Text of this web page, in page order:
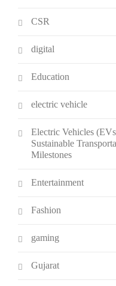
CSR
digital
Education
electric vehicle
Electric Vehicles
Sustainable
Milestones
Entertainment
Fashion
gaming
Gujarat